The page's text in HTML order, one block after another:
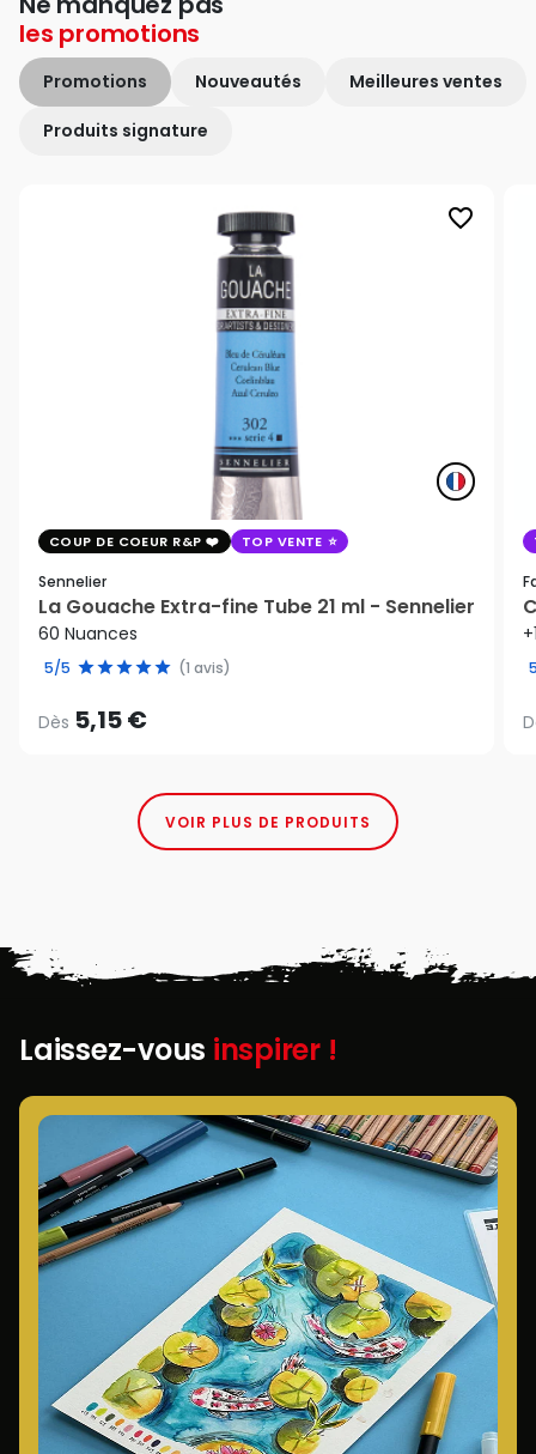
les promotions
Promotions Nouveautés Meilleures ventes
Produits signature
favorite_border
COUP DE COEUR R&P TOP VENTE
Sennelier
La Gouache Extra-fine Tube 21 ml - Sennelier
60 Nuances
5/5 (1 avis)
Dès 5,15 €
VOIR PLUS DE PRODUITS
Laissez-vous inspirer !